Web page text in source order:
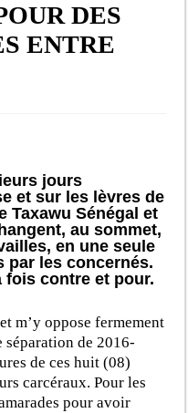
DES
ENTRE
jours
et sur les lèvres de
Taxawu Sénégal et
au sommet,
en une seule
par les concernés.
fois contre et pour.
m’y oppose fermement
de 2016-
de ces huit (08)
carcéraux. Pour les
pour avoir